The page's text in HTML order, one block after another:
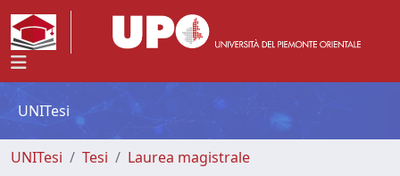
UNITesi
UNITesi Tesi Laurea magistrale